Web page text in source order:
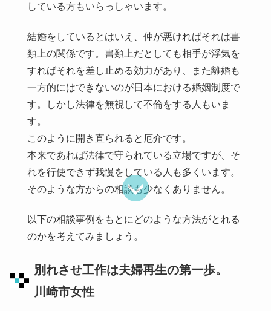
している方もいらっしゃいます。
結婚をしているとはいえ、仲が悪ければそれは書
類上の関係です。書類上だとしても相手が浮気を
すればそれを差し止める効力があり、また離婚も
一方的にはできないのが日本における婚姻制度で
す。しかし法律を無視して不倫をする人もいま
す。
このように開き直られると厄介です。
本来であれば法律で守られている立場ですが、そ
れを行使できず我慢をしている人も多くいます。
そのような方からの相談も少なくありません。
以下の相談事例をもとにどのような方法がとれる
のかを考えてみましょう。
別れさせ工作は夫婦再生の第一歩。
川崎市女性